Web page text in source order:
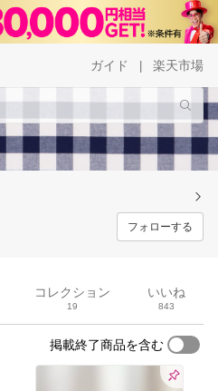
ガイド 楽天市場
フォローする
コレクション
19
いいね
843
掲載終了商品を含む